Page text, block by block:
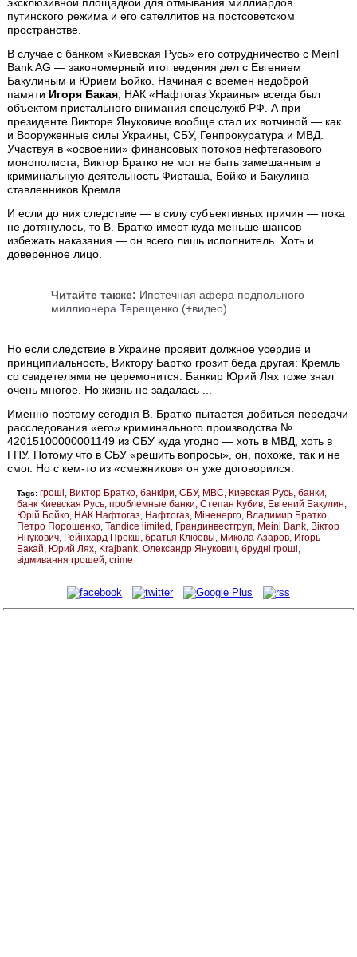
путинского режима и его сателлитов на постсоветском
пространстве.
В случае с банком «Киевская Русь» его сотрудничество с Meinl
Bank AG — закономерный итог ведения дел с Евгением
Бакулиным и Юрием Бойко. Начиная с времен недоброй
памяти Игоря Бакая , НАК «Нафтогаз Украины» всегда был
объектом пристального внимания спецслужб РФ. А при
президенте Викторе Януковиче вообще стал их вотчиной — как
и Вооруженные силы Украины, СБУ, Генпрокуратура и МВД.
Участвуя в «освоении» финансовых потоков нефтегазового
монополиста, Виктор Братко не мог не быть замешанным в
криминальную деятельность Фирташа, Бойко и Бакулина —
ставленников Кремля.
И если до них следствие — в силу субъективных причин — пока
не дотянулось, то В. Братко имеет куда меньше шансов
избежать наказания — он всего лишь исполнитель. Хоть и
доверенное лицо.
Читайте также: Ипотечная афера подпольного
миллионера Терещенко (+видео)
Но если следствие в Украине проявит должное усердие и
принципиальность, Виктору Бартко грозит беда другая: Кремль
со свидетелями не церемонится. Банкир Юрий Лях тоже знал
очень многое. Но жизнь не задалась ...
Именно поэтому сегодня В. Братко пытается добиться передачи
расследования «его» криминального производства №
42015100000001149 из СБУ куда угодно — хоть в МВД, хоть в
ГПУ. Потому что в СБУ «решить вопросы», он, похоже, так и не
смог. Но с кем-то из «смежников» он уже договорился.
Tags:гроші Виктор Братко банкіри СБУ МВС Киевская Русь банки
банк Киевская Русь проблемные банки Степан Кубив Евгений Бакулин
Юрій Бойко НАК Нафтогаз Нафтогаз Міненерго Владимир Братко
Петро Порошенко Tandice limited Грандинвестгруп Meinl Bank Віктор
Янукович Рейнхард Прокш братья Клюевы Микола Азаров Игорь
Бакай
Юрий Лях Krajbank Олександр Янукович брудні гроші
відмивання грошей crime